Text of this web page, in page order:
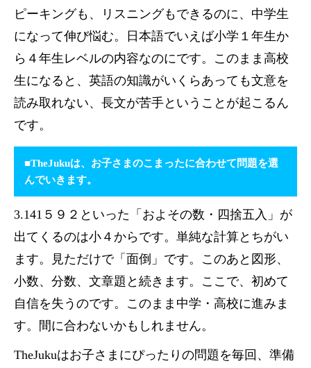
ピーキングも、リスニングもできるのに、中学生
になって伸び悩む。日本語でいえば小学１年生か
ら４年生レベルの内容なのにです。このまま高校
生になると、英語の知識がいくらあっても文意を
読み取れない、長文が苦手ということが起こるん
です。
■TheJukuは、お子さまのこまったに合わせて問題を選
んでいきます。
3.141５９２といった「およその数・四捨五入」が
出てくるのは小４からです。単純な計算とちがい
ます。見ただけで「面倒」です。このあと図形、
小数、分数、文章題と続きます。ここで、初めて
自信を失うのです。このまま中学・高校に進みま
す。間に合わないかもしれません。
TheJukuはお子さまにぴったりの問題を毎回、準備